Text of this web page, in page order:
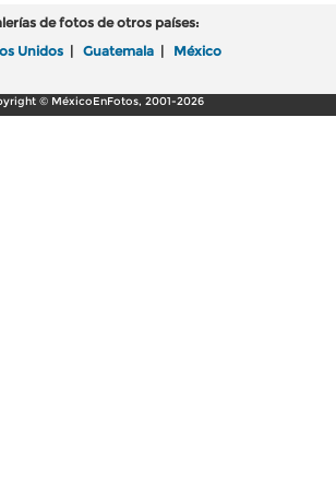
de fotos de otros países:
Unidos | Guatemala | México
© MéxicoEnFotos, 2001-2026